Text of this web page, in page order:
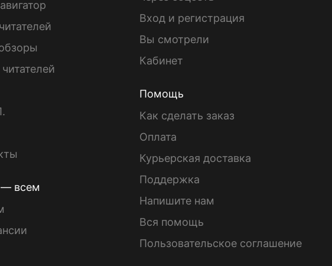
— всем
Вход и регистрация
Вы смотрели
Кабинет
Помощь
Как сделать заказ
Оплата
Курьерская доставка
Поддержка
Напишите нам
Вся помощь
Пользовательское соглашение